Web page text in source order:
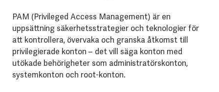
PAM (Privileged Access Management) är en
uppsättning säkerhetsstrategier och teknologier för
att kontrollera, övervaka och granska åtkomst till
privilegierade konton – det vill säga konton med
utökade behörigheter som administratörskonton,
systemkonton och root-konton.